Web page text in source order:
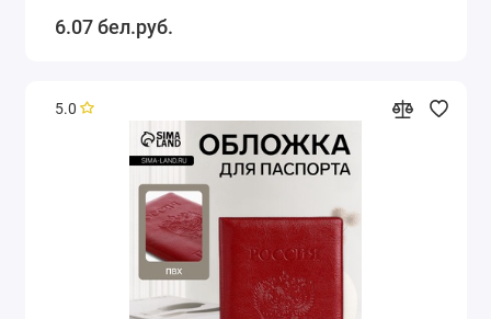
6.07 бел.руб.
5.0